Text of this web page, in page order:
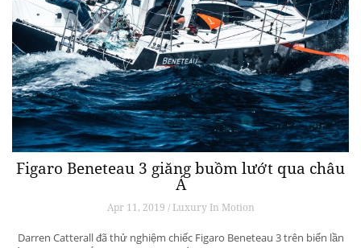
Figaro Beneteau 3 giăng buồm lướt qua châu
Á
Apr 11, 2019 / Luxury In Motion
Darren Catterall đã thử nghiệm chiếc Figaro Beneteau 3 trên biển lần